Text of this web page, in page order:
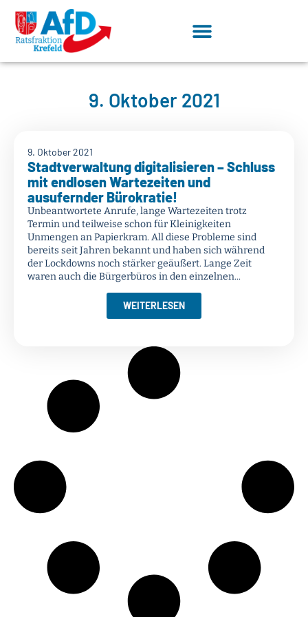
9. Oktober 2021
9. Oktober 2021
Stadtverwaltung digitalisieren – Schluss
mit endlosen Wartezeiten und
ausufernder Bürokratie!
Unbeantwortete Anrufe, lange Wartezeiten trotz
Termin und teilweise schon für Kleinigkeiten
Unmengen an Papierkram. All diese Probleme sind
bereits seit Jahren bekannt und haben sich während
der Lockdowns noch stärker geäußert. Lange Zeit
waren auch die Bürgerbüros in den einzelnen...
WEITERLESEN